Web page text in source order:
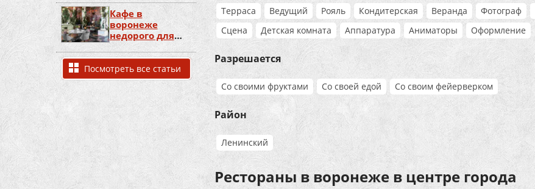
Кафе в
воронеже
недорого для
дня рождения
Посмотреть все статьи
Терраса Ведущий Рояль Кондитерская Веранда Фотограф
Сцена
Детская комната Аппаратура Аниматоры Оформление
Разрешается
Со своими фруктами Со своей едой Со своим фейерверком
Район
Ленинский
Рестораны в воронеже в центре города